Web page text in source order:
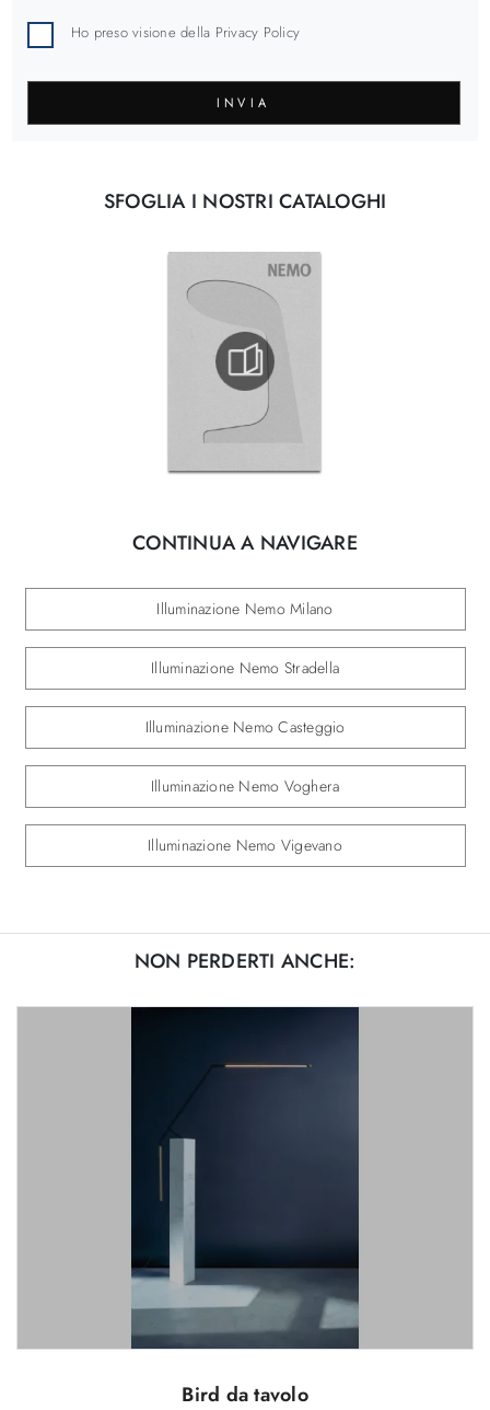
Ho preso visione della Privacy Policy
INVIA
SFOGLIA I NOSTRI CATALOGHI
CONTINUA A NAVIGARE
Illuminazione Nemo Milano
Illuminazione Nemo Stradella
Illuminazione Nemo Casteggio
Illuminazione Nemo Voghera
Illuminazione Nemo Vigevano
NON PERDERTI ANCHE:
Bird da tavolo